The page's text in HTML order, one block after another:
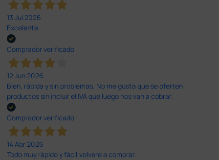
13 Jul 2026
Excelente
Comprador verificado
12 Jun 2026
Bien, rápida y sin problemas. No me gusta que se oferten
productos sin incluir el IVA que luego nos van a cobrar.
Comprador verificado
14 Abr 2026
Todo muy rápido y fácil,volveré a comprar.